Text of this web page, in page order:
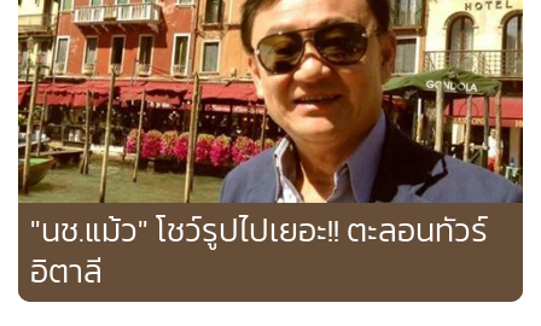
เท่าที่ควร โดยอายุขัยเฉลี่ยของประชากร (Life Expectancy at
Birth) ต่ำที่สุด และอัตราการตายของทารก (Infant Mortality
Rate) มากที่สุดในกลุ่มประเทศพัฒนาแล้ว
2. ตกงานจึงไม่ได้รับประกันสุขภาพจากบริษัทเอกชน :
สหรัฐอเมริกาไม่มีระบบประกันสุขภาพที่รับประกันสุขภาพของ
ทุกคนเหมือนกับประเทศที่พัฒนาแล้วอื่นๆ เช่น ฝรั่งเศส
เยอรมนี อิตาลี หรือญี่ปุ่น ที่บังคับให้ประชาชนทุกคนต้องมี
ประกันสุขภาพ (Individual Mandate) ตามกฎหมาย โดยใช้
"นช.แม้ว" โชว์รูปไปเยอะ!! ตะลอนทัวร์
อิตาลี